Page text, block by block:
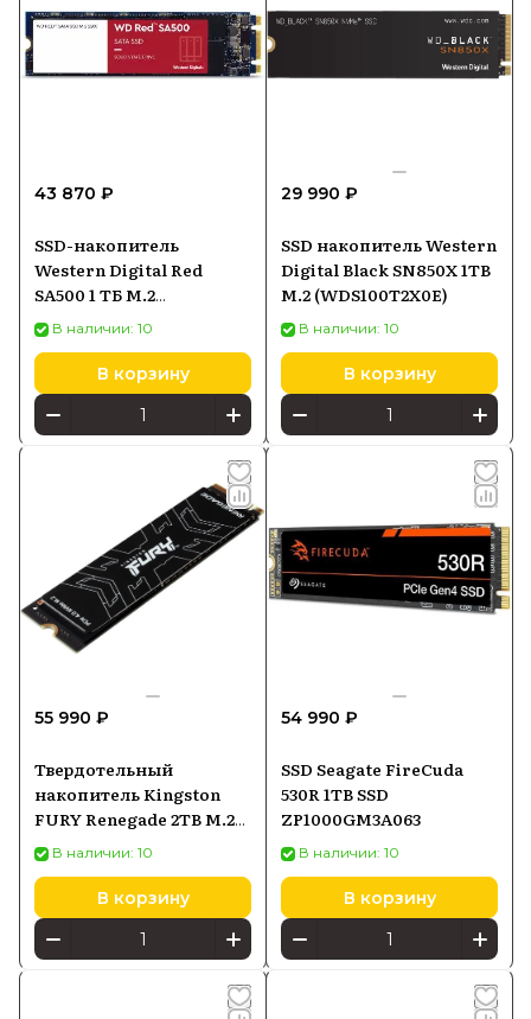
43 870 ₽
SSD-накопитель
Western Digital Red
SA500 1 ТБ M.2
(WDS100T1R0B)
В наличии: 10
В корзину
29 990 ₽
SSD накопитель Western
Digital Black SN850X 1TB
M.2 (WDS100T2X0E)
В наличии: 10
В корзину
55 990 ₽
Твердотельный
накопитель Kingston
FURY Renegade 2TB M.2
SFYRD2000G
В наличии: 10
В корзину
54 990 ₽
SSD Seagate FireCuda
530R 1TB SSD
ZP1000GM3A063
В наличии: 10
В корзину